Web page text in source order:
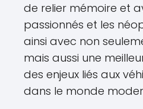
de relier mémoire et
passionnés et les
ainsi avec non
mais aussi une
des enjeux liés aux
dans le monde